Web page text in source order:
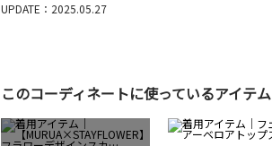
UPDATE：2025.05.27
このコーディネートに使っているアイテム